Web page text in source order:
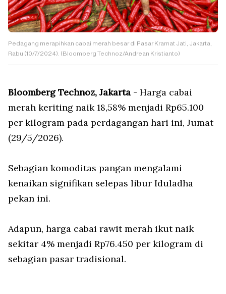
Pedagang merapihkan cabai merah besar di Pasar Kramat Jati, Jakarta,
Rabu (10/7/2024). (Bloomberg Technoz/Andrean Kristianto)
Bloomberg Technoz, Jakarta - Harga cabai
merah keriting naik 18,58% menjadi Rp65.100
per kilogram pada perdagangan hari ini, Jumat
(29/5/2026).
Sebagian komoditas pangan mengalami
kenaikan signifikan selepas libur Iduladha
pekan ini.
Adapun, harga cabai rawit merah ikut naik
sekitar 4% menjadi Rp76.450 per kilogram di
sebagian pasar tradisional.